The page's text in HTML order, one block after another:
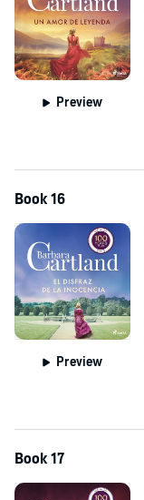
Preview
Book 16
Preview
Book 17